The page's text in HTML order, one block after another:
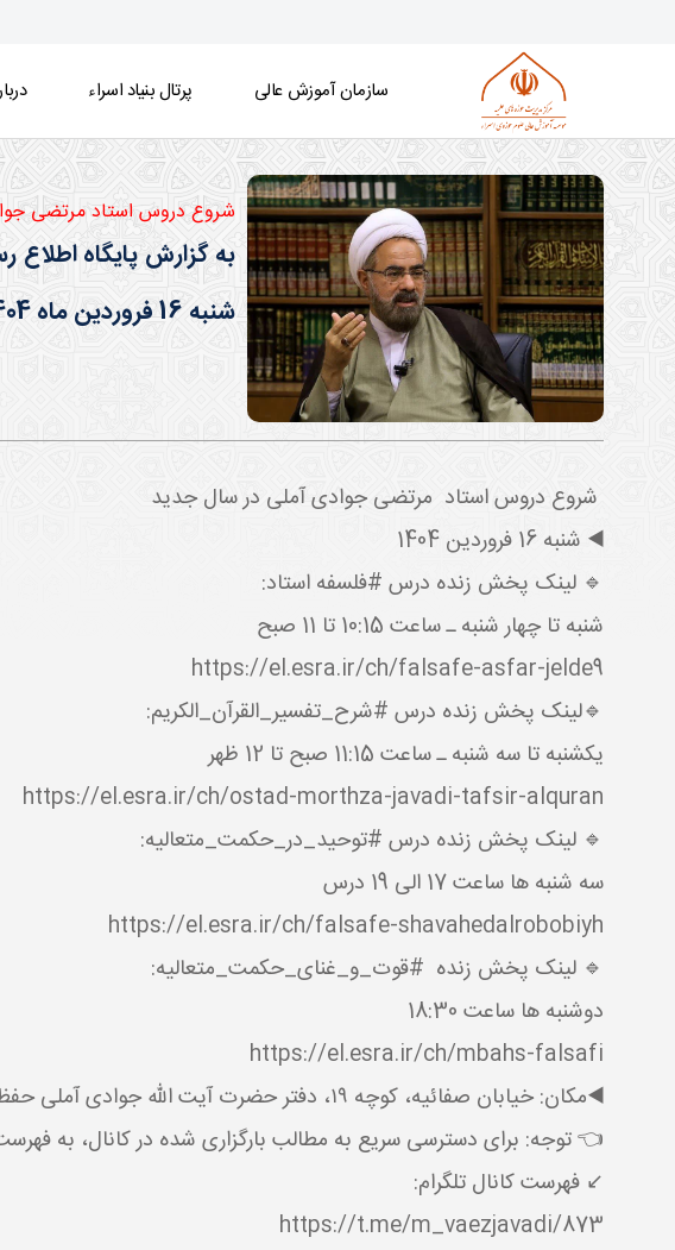
سازمان آموزش عالی پرتال بنیاد اسراء
- موسسه جهانی آموزش عالی علوم حوزوی شروع دروس استاد مرتضی
به گزارش پایگاه
شنبه 16 فروردین ماه 1404 آغاز می گردد.
شروع دروس استاد مرتضی جوادی آملی در سال جدید
◀️ شنبه 16 فروردین 1404
🔹 لینک پخش زنده درس #فلسفه استاد:
شنبه تا چهار شنبه ـ ساعت 10:15 تا 11 صبح
https://el.esra.ir/ch/falsafe-asfar-jelde9
🔹لینک پخش زنده درس #شرح_تفسیر_القرآن_الکریم:
یکشنبه تا سه شنبه ـ ساعت 11:15 صبح تا 12 ظهر
https://el.esra.ir/ch/ostad-morthza-javadi-tafsir-alquran
🔹 لینک پخش زنده درس #توحید_در_حکمت_متعالیه:
سه شنبه ها ساعت 17 الی 19 درس
https://el.esra.ir/ch/falsafe-shavahedalrobobiyh
🔹 لینک پخش زنده #قوت_و_غنای_حکمت_متعالیه:
دوشنبه ها ساعت 18:30
https://el.esra.ir/ch/mbahs-falsafi
◀️مکان: خیابان صفائیه، کوچه ۱۹، دفتر حضرت آیت الله جوادی آملی حفظه الله
👈 توجه: برای دسترسی سریع به مطالب بارگزاری شده در کانال، به
↙️ فهرست کانال تلگرام:
https://t.me/m_vaezjavadi/873